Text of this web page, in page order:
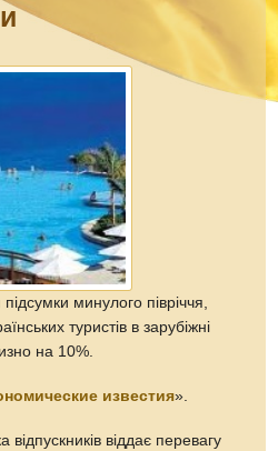
минулого півріччя,
туристів в зарубіжні
на 10%.
известия».
відпускників віддає перевагу